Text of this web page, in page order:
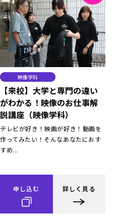
映像学科
【来校】大学と専門の違い
がわかる！映像のお仕事解
説講座（映像学科）
テレビが好き！映画が好き！動画を
作ってみたい！そんなあなたにおす
すめ...
申し込む 詳しく見る